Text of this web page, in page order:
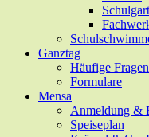
Ganztag
Häufige
Formulare
Mensa
Anmeldung &
Speiseplan